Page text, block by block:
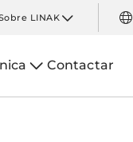
LINAK
Contactar